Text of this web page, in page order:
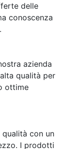
delle
conoscenza
azienda
qualità per
ottime
con un
I prodotti